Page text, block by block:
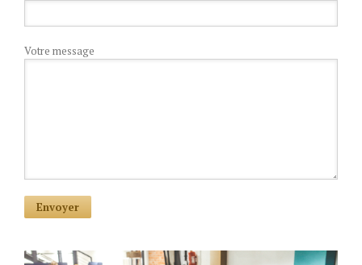
Votre message